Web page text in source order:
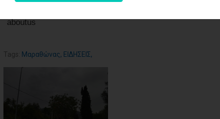
aboutus
Tags: Μαραθώνας, ΕΙΔΗΣΕΙΣ,